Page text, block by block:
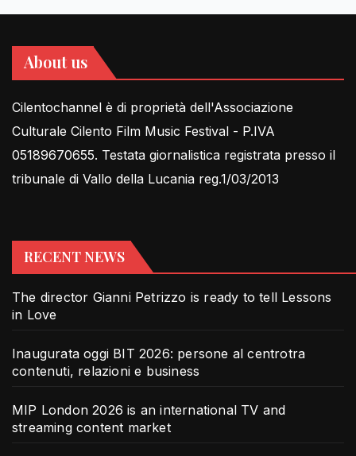
About us
Cilentochannel è di proprietà dell'Associazione
Culturale Cilento Film Music Festival - P.IVA
05189670655. Testata giornalistica registrata presso il
tribunale di Vallo della Lucania reg.1/03/2013
RECENT NEWS
The director Gianni Petrizzo is ready to tell Lessons
in Love
Inaugurata oggi BIT 2026: persone al centrotra
contenuti, relazioni e business
MIP London 2026 is an international TV and
streaming content market